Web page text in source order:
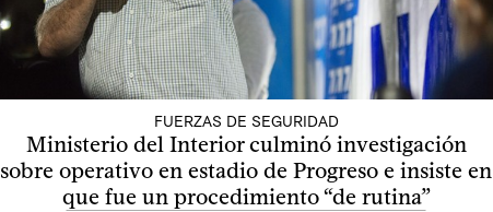
FUERZAS DE SEGURIDAD
Ministerio del Interior culminó investigación
sobre operativo en estadio de Progreso e insiste en
que fue un procedimiento “de rutina”